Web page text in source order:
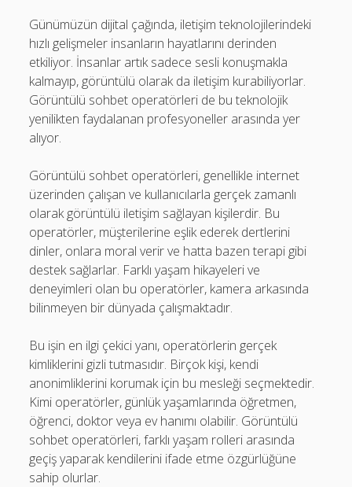
Günümüzün dijital çağında, iletişim teknolojilerindeki
hızlı gelişmeler insanların hayatlarını derinden
etkiliyor. İnsanlar artık sadece sesli konuşmakla
kalmayıp, görüntülü olarak da iletişim kurabiliyorlar.
Görüntülü sohbet operatörleri de bu teknolojik
yenilikten faydalanan profesyoneller arasında yer
alıyor.
Görüntülü sohbet operatörleri, genellikle internet
üzerinden çalışan ve kullanıcılarla gerçek zamanlı
olarak görüntülü iletişim sağlayan kişilerdir. Bu
operatörler, müşterilerine eşlik ederek dertlerini
dinler, onlara moral verir ve hatta bazen terapi gibi
destek sağlarlar. Farklı yaşam hikayeleri ve
deneyimleri olan bu operatörler, kamera arkasında
bilinmeyen bir dünyada çalışmaktadır.
Bu işin en ilgi çekici yanı, operatörlerin gerçek
kimliklerini gizli tutmasıdır. Birçok kişi, kendi
anonimliklerini korumak için bu mesleği seçmektedir.
Kimi operatörler, günlük yaşamlarında öğretmen,
öğrenci, doktor veya ev hanımı olabilir. Görüntülü
sohbet operatörleri, farklı yaşam rolleri arasında
geçiş yaparak kendilerini ifade etme özgürlüğüne
sahip olurlar.